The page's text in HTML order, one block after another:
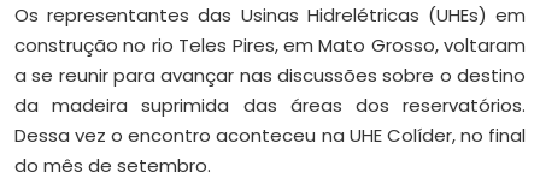
Os representantes das Usinas Hidrelétricas (UHEs) em
construção no rio Teles Pires, em Mato Grosso, voltaram
a se reunir para avançar nas discussões sobre o destino
da madeira suprimida das áreas dos reservatórios.
Dessa vez o encontro aconteceu na UHE Colíder, no final
do mês de setembro.